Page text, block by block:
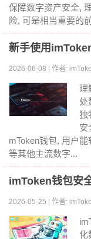
保障数字资产安全,
险, 可是相当重要的
新手使用
2026-06-08 | 作者:
理
处
独
安
mToken钱包, 用户
等其他主流数字...
imToken钱包安
2026-05-25 | 作者:
化